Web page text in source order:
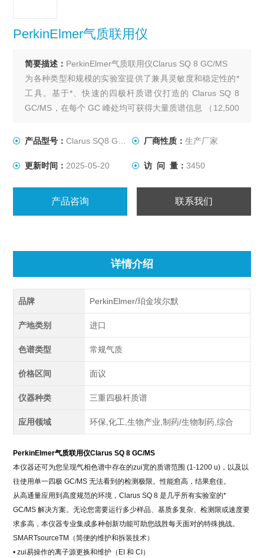
PerkinElmer气质联用仪
简要描述： PerkinElmer气质联用仪Clarus SQ 8 GC/MS
为各种类型和规模的实验室提供了兼具灵敏度和稳定性的*
工具。基于*、快速的四极杆质谱仪打造的 Clarus SQ 8
GC/MS，在每个 GC 峰处均可获得大量质谱信息 （12,500
和定量，并获得高精准的数据。
产品型号：Clarus SQ8 GC/MS 厂商性质： 生产厂家
更新时间：2025-05-20 访 问 量： 3450
产品咨询 联系我们
详情介绍
品牌 PerkinElmer/珀金埃尔默
产地类别 进口
色谱类型 常规气质
价格区间 面议
仪器种类 三重四极杆质谱
应用领域 环保,化工,生物产业,制药/生物制药,综合
PerkinElmer气质联用仪Clarus SQ 8 GC/MS
本仪器还可为您呈现气相色谱中存在的zui宽的质谱范围 (1-1200 u)，以及以
往使用单一四极 GC/MS 无法看到的检测极限。性能愈高，结果愈佳。
从高通量应用到高度规范的环境，Clarus SQ 8 是几乎所有实验室的*
GC/MS 解决方案。无论您需要运行多少样品、基质多复杂、检测限或速度要
求多高，本仪器专业集成多种创新功能可助您战胜每天面对的特殊挑战。
SMARTsourceTM（简便的维护和拆装技术）
• zui易操作的离子源更换和维护（EI 和 CI）